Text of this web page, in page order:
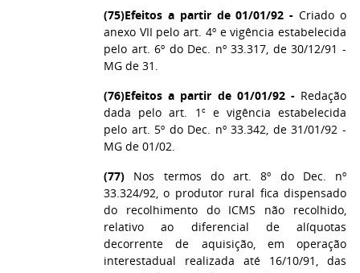
(75)Efeitos a partir de 01/01/92 - Criado o
anexo VII pelo art. 4º e vigência estabelecida
pelo art. 6º do Dec. nº 33.317, de 30/12/91 -
MG de 31.
(76)Efeitos a partir de 01/01/92 -Redação
dada pelo art. 1º e vigência estabelecida
pelo art. 5º do Dec. nº 33.342, de 31/01/92 -
MG de 01/02.
(77) Nos termos do art. 8º do Dec. nº
33.324/92, o produtor rural fica dispensado
do recolhimento do ICMS não recolhido,
relativo ao diferencial de alíquotas
decorrente de aquisição, em operação
interestadual realizada até 16/10/91, das